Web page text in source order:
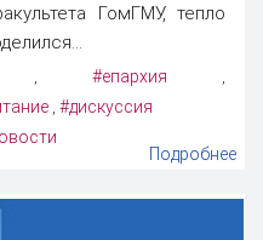
ГомГМУ, тепло
#епархия ,
, #дискуссия
Подробнее